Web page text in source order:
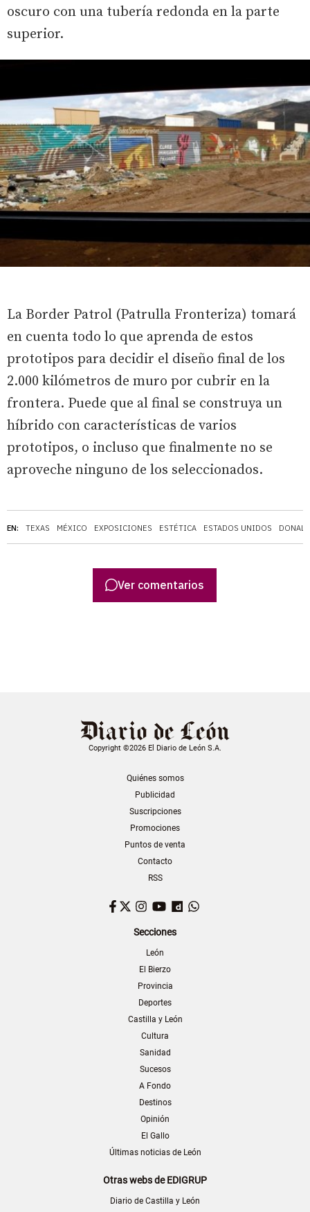
EN: TEXAS MÉXICO EXPOSICIONES ESTÉTICA ESTADOS UNIDOS
oscuro con una tubería redonda en la parte
superior.
La Border Patrol (Patrulla Fronteriza) tomará
en cuenta todo lo que aprenda de estos
prototipos para decidir el diseño final de los
2.000 kilómetros de muro por cubrir en la
frontera. Puede que al final se construya un
híbrido con características de varios
prototipos, o incluso que finalmente no se
aproveche ninguno de los seleccionados.
Ver comentarios
Copyright ©2026 El Diario de León S.A.
Quiénes somos
Publicidad
Suscripciones
Promociones
Puntos de venta
Contacto
RSS
Facebook
TwitterInstagram
YouTubeDailymotion
Secciones
León
El Bierzo
Provincia
Deportes
Castilla y León
Cultura
Sanidad
Sucesos
A Fondo
Destinos
Opinión
El Gallo
Últimas noticias de León
Otras webs de EDIGRUP
Diario de Castilla y León